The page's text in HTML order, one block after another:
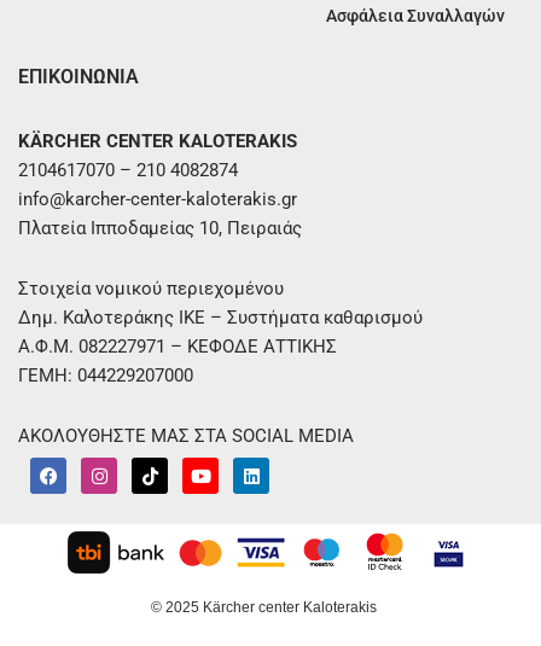
Ασφάλεια Συναλλαγών
ΕΠΙΚΟΙΝΩΝΙΑ
KÄRCHER CENTER KALOTERAKIS
2104617070 – 210 4082874
info@karcher-center-kaloterakis.gr
Πλατεία Ιπποδαμείας 10, Πειραιάς
Στοιχεία νομικού περιεχομένου
Δημ. Καλοτεράκης ΙΚΕ – Συστήματα καθαρισμού
Α.Φ.Μ. 082227971 – ΚΕΦΟΔΕ ΑΤΤΙΚΗΣ
ΓΕΜΗ: 044229207000
ΑΚΟΛΟΥΘΗΣΤΕ ΜΑΣ ΣΤΑ SOCIAL MEDIA
F
a
I
n
a
g
r
T
i
k
Y
o
u
b
L
i
e
d
i
© 2025 Kärcher center Kaloterakis